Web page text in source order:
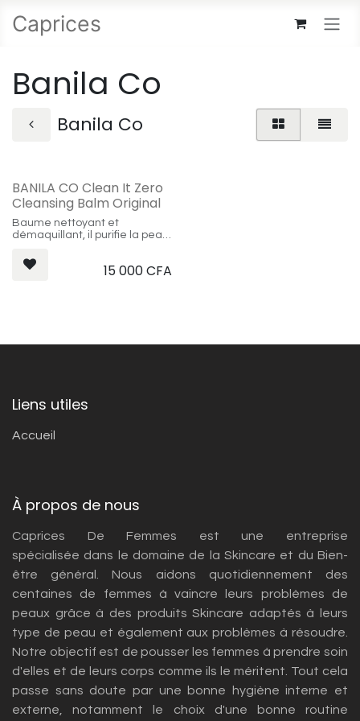
Caprices
Banila Co
Banila Co
BANILA CO Clean It Zero
Cleansing Balm Original
Baume nettoyant et
démaquillant, il purifie la peau
trace de maquillage et
impuretés accumulée au cour
15 000CFA
Liens utiles
Accueil
À propos de nous
Caprices De Femmes est une entreprise
spécialisée dans le domaine de la Skincare et du Bien-
être général. Nous aidons quotidiennement des
centaines de femmes à vaincre leurs problèmes de
peaux grâce à des produits Skincare adaptés à leurs
type de peau et également aux problèmes à résoudre.
Notre objectif est de pousser les femmes à prendre soin
d'elles et de leurs corps comme ils le méritent. Tout cela
passe sans doute par une bonne hygiène interne et
externe, notamment le choix d'une bonne routine